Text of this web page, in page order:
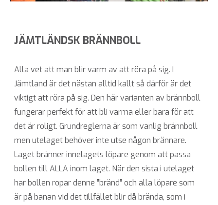
JÄMTLÄNDSK BRÄNNBOLL
Alla vet att man blir varm av att röra på sig. I
Jämtland är det nästan alltid kallt så därför är det
viktigt att röra på sig. Den här varianten av brännboll
fungerar perfekt för att bli varma eller bara för att
det är roligt. Grundreglerna är som vanlig brännboll
men utelaget behöver inte utse någon brännare.
Laget bränner innelagets löpare genom att passa
bollen till ALLA inom laget. När den sista i utelaget
har bollen ropar denne ”bränd” och alla löpare som
är på banan vid det tillfället blir då brända, som i